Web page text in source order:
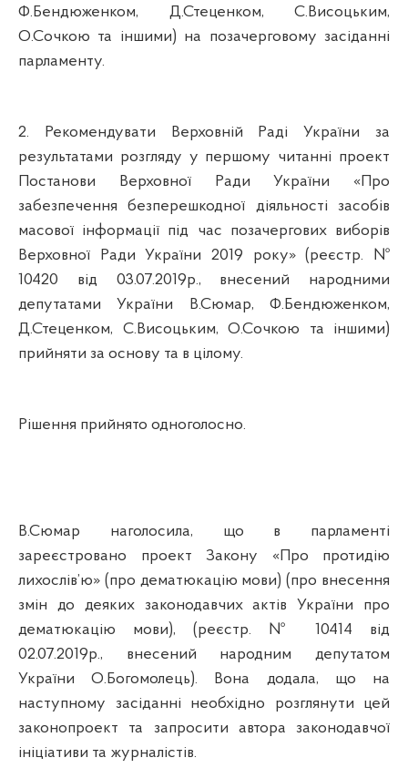
Ф.Бендюженком, Д.Стеценком, С.Висоцьким,
О.Сочкою та іншими) на позачерговому засіданні
парламенту.
2. Рекомендувати Верховній Раді України за
результатами розгляду у першому читанні проект
Постанови Верховної Ради України «Про
забезпечення безперешкодної діяльності засобів
масової інформації під час позачергових виборів
Верховної Ради України 2019 року» (реєстр. №
10420 від 03.07.2019р., внесений народними
депутатами України В.Сюмар, Ф.Бендюженком,
Д.Стеценком, С.Висоцьким, О.Сочкою та іншими)
прийняти за основу та в цілому.
Рішення прийнято одноголосно.
В.Сюмар наголосила, що в парламенті
зареєстровано проект Закону «Про протидію
лихослів’ю» (про дематюкацію мови) (про внесення
змін до деяких законодавчих актів України про
дематюкацію мови), (реєстр. № 10414 від
02.07.2019р., внесений народним депутатом
України О.Богомолець). Вона додала, що на
наступному засіданні необхідно розглянути цей
законопроект та запросити автора законодавчої
ініціативи та журналістів.